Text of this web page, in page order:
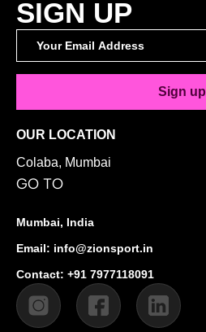
SIGN UP
Sign up
OUR LOCATION
Colaba, Mumbai
GO TO
Mumbai, India
Email: info@zionsport.in
Contact: +91 7977118091